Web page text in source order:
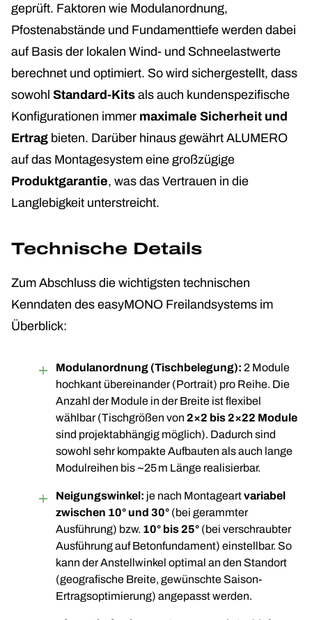
geprüft. Faktoren wie Modulanordnung,
Pfostenabstände und Fundamenttiefe werden dabei
auf Basis der lokalen Wind- und Schneelastwerte
berechnet und optimiert. So wird sichergestellt, dass
sowohl Standard-Kits als auch kundenspezifische
Konfigurationen immer maximale Sicherheit und
Ertrag bieten. Darüber hinaus gewährt ALUMERO
auf das Montagesystem eine großzügige
Produktgarantie, was das Vertrauen in die
Langlebigkeit unterstreicht.
Technische Details
Zum Abschluss die wichtigsten technischen
Kenndaten des easyMONO Freilandsystems im
Überblick:
Modulanordnung (Tischbelegung): 2 Module
hochkant übereinander (Portrait) pro Reihe. Die
Anzahl der Module in der Breite ist flexibel
wählbar (Tischgrößen von 2×2 bis 2×22 Module
sind projektabhängig möglich). Dadurch sind
sowohl sehr kompakte Aufbauten als auch lange
Modulreihen bis ~25 m Länge realisierbar.
Neigungswinkel: je nach Montageartvariabel
zwischen 10° und 30° (bei gerammter
Ausführung) bzw. 10° bis 25° (bei verschraubter
Ausführung auf Betonfundament) einstellbar. So
kann der Anstellwinkel optimal an den Standort
(geografische Breite, gewünschte Saison-
Ertragsoptimierung) angepasst werden.